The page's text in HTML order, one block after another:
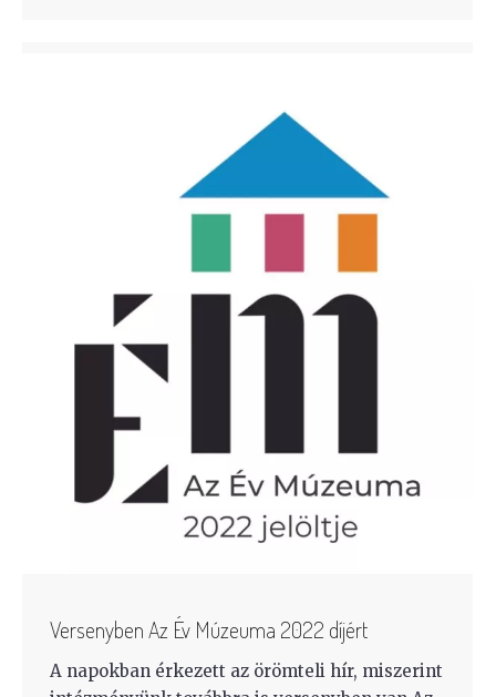
Versenyben Az Év Múzeuma 2022 díjért
A napokban érkezett az örömteli hír, miszerint